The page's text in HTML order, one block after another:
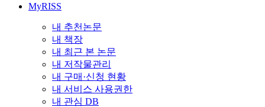
MyRISS
내 추천논문
내 책장
내 최근 본 논문
내 저작물관리
내 구매·신청 현황
내 서비스 사용권한
내 관심 DB